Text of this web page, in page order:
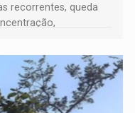
recorrentes, queda